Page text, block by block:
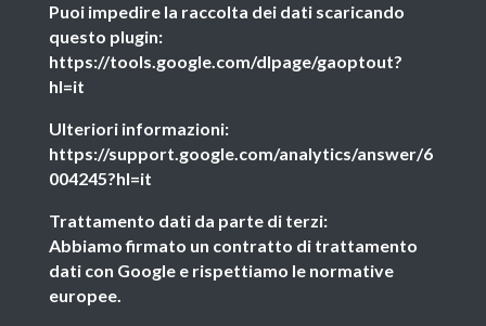
Puoi impedire la raccolta dei dati scaricando
questo plugin:
https://tools.google.com/dlpage/gaoptout?
hl=it
Ulteriori informazioni:
https://support.google.com/analytics/answer/6
004245?hl=it
Trattamento dati da parte di terzi:
Abbiamo firmato un contratto di trattamento
dati con Google e rispettiamo le normative
europee.